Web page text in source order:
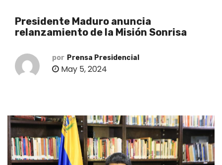
Presidente Maduro anuncia
relanzamiento de la Misión Sonrisa
por Prensa Presidencial
May 5, 2024